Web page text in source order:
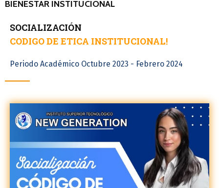
BIENESTAR INSTITUCIONAL
SOCIALIZACIÓN
CODIGO DE ETICA INSTITUCIONAL!
Periodo Académico Octubre 2023 - Febrero 2024